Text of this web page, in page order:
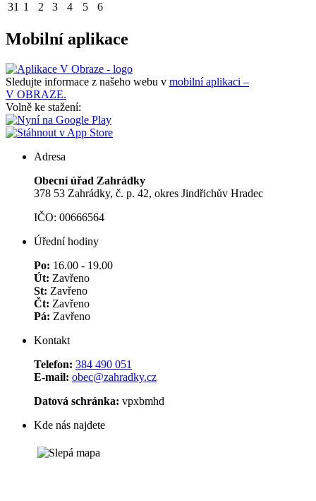
31 1 2 3 4 5 6
Mobilní aplikace
Sledujte informace z našeho webu v mobilní aplikaci –
V OBRAZE.
Volně ke stažení:
Adresa
Obecní úřad Zahrádky
378 53 Zahrádky, č. p. 42, okres Jindřichův Hradec
IČO: 00666564
Úřední hodiny
Po: 16.00 - 19.00
Út: Zavřeno
St: Zavřeno
Čt: Zavřeno
Pá: Zavřeno
Kontakt
Telefon: 384 490 051
E-mail: obec@zahradky.cz
Datová schránka: vpxbmhd
Kde nás najdete